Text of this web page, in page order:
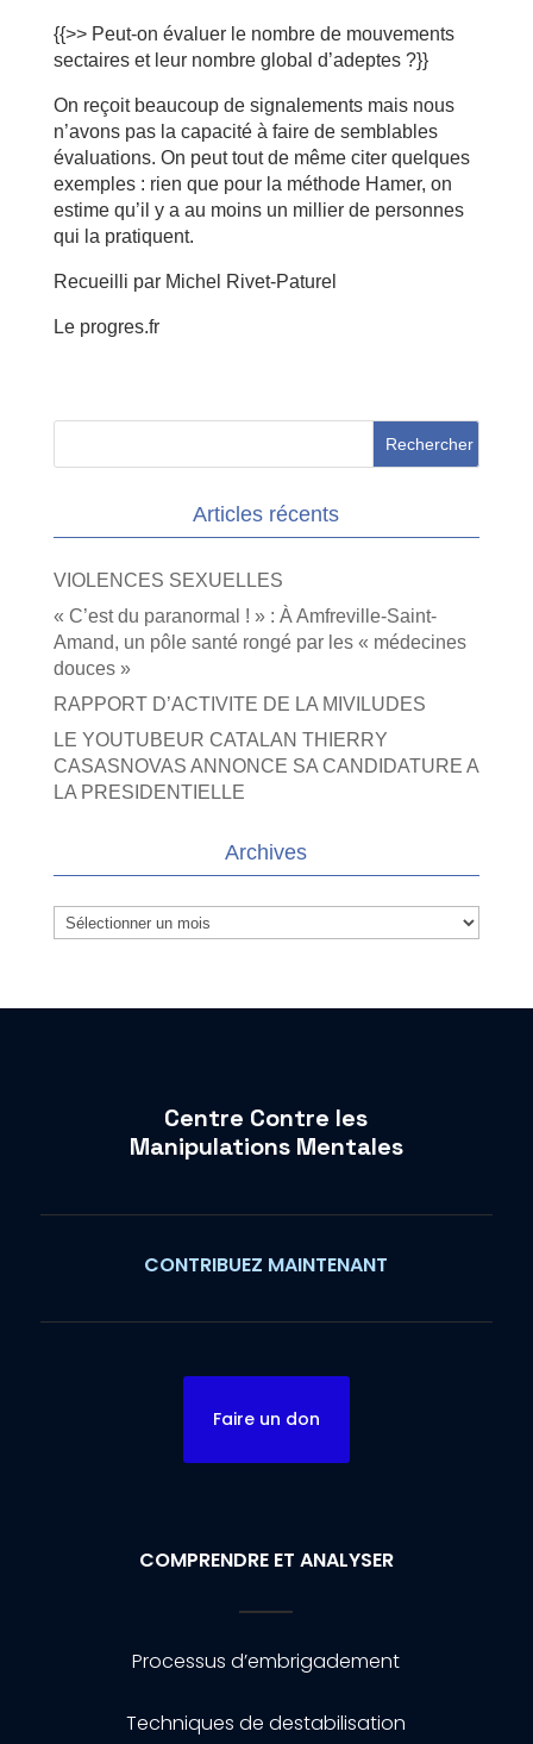
{{>> Peut-on évaluer le nombre de mouvements
sectaires et leur nombre global d’adeptes ?}}
On reçoit beaucoup de signalements mais nous
n’avons pas la capacité à faire de semblables
évaluations. On peut tout de même citer quelques
exemples : rien que pour la méthode Hamer, on
estime qu’il y a au moins un millier de personnes
qui la pratiquent.
Recueilli par Michel Rivet-Paturel
Le progres.fr
Articles récents
VIOLENCES SEXUELLES
« C’est du paranormal ! » : À Amfreville-Saint-
Amand, un pôle santé rongé par les « médecines
douces »
RAPPORT D’ACTIVITE DE LA MIVILUDES
LE YOUTUBEUR CATALAN THIERRY
CASASNOVAS ANNONCE SA CANDIDATURE A
LA PRESIDENTIELLE
Archives
Archives
Centre Contre les
Manipulations Mentales
CONTRIBUEZ MAINTENANT
Faire un don
COMPRENDRE ET ANALYSER
Processus d’embrigadement
Techniques de destabilisation